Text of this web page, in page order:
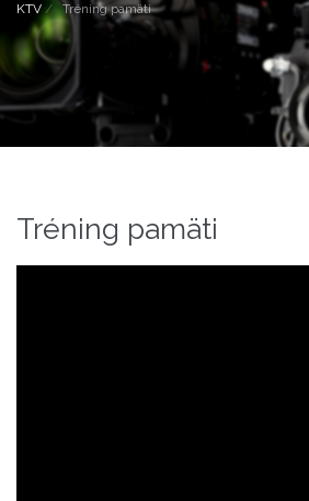
KTV Tréning pamäti
Tréning pamäti